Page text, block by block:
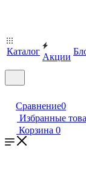
Каталог
Акции
Сравнение0
Избранные
Корзина 0